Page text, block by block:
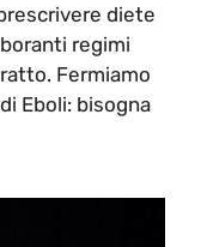
diete
regimi
Fermiamo
Eboli: bisogna